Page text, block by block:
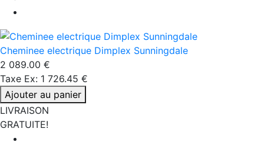
Cheminee electrique Dimplex Sunningdale
2 089.00 €
Taxe Ex: 1 726.45 €
Ajouter au panier
LIVRAISON
GRATUITE!